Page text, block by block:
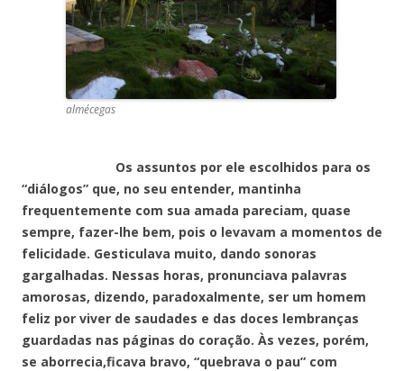
almécegas
Os assuntos por ele escolhidos para os
“diálogos” que, no seu entender, mantinha
frequentemente com sua amada pareciam, quase
sempre, fazer-lhe bem, pois o levavam a momentos de
felicidade. Gesticulava muito, dando sonoras
gargalhadas. Nessas horas, pronunciava palavras
amorosas, dizendo, paradoxalmente, ser um homem
feliz por viver de saudades e das doces lembranças
guardadas nas páginas do coração. Às vezes, porém,
se aborrecia,ficava bravo, “quebrava o pau” com